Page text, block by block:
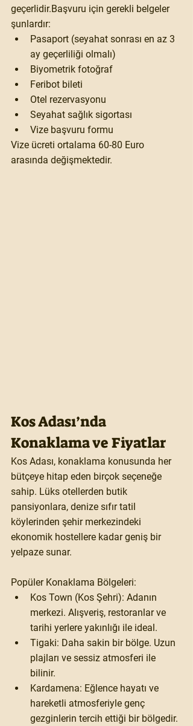
geçerlidir.Başvuru için gerekli belgeler
şunlardır:
Pasaport (seyahat sonrası en az 3
ay geçerliliği olmalı)
Biyometrik fotoğraf
Feribot bileti
Otel rezervasyonu
Seyahat sağlık sigortası
Vize başvuru formu
Vize ücreti ortalama 60-80 Euro
arasında değişmektedir.
Kos Adası’nda
Konaklama ve Fiyatlar
Kos Adası, konaklama konusunda her
bütçeye hitap eden birçok seçeneğe
sahip. Lüks otellerden butik
pansiyonlara, denize sıfır tatil
köylerinden şehir merkezindeki
ekonomik hostellere kadar geniş bir
yelpaze sunar.
Popüler Konaklama Bölgeleri:
Kos Town (Kos Şehri): Adanın
merkezi. Alışveriş, restoranlar ve
tarihi yerlere yakınlığı ile ideal.
Tigaki: Daha sakin bir bölge. Uzun
plajları ve sessiz atmosferi ile
bilinir.
Kardamena: Eğlence hayatı ve
hareketli atmosferiyle genç
gezginlerin tercih ettiği bir bölgedir.